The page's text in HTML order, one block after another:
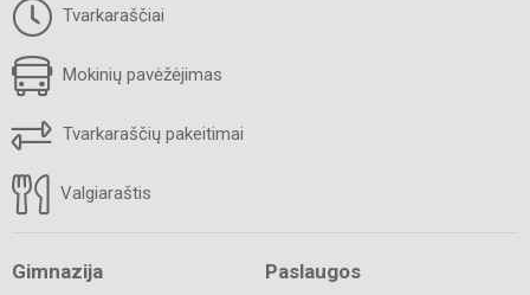
Tvarkaraščiai
Mokinių pavėžėjimas
Tvarkaraščių pakeitimai
Valgiaraštis
Gimnazija Paslaugos